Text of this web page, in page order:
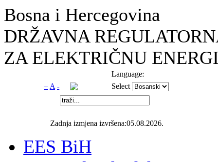
Bosna i Hercegovina
DRŽAVNA
ZA ELEKTRIČNU
Language:
+ A - Select
Zadnja izmjena izvršena:05.08.2026.
EES BiH